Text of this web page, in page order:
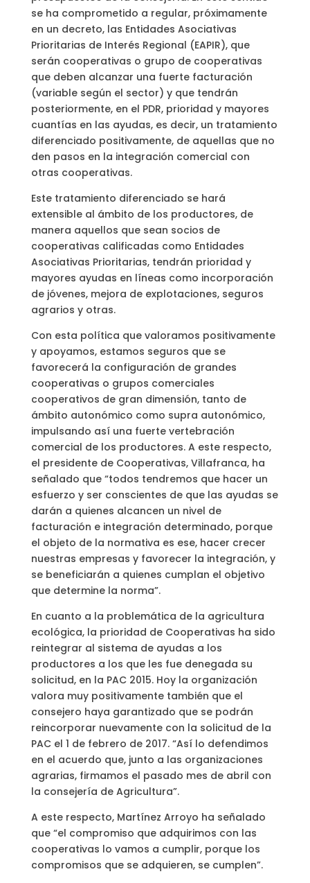
se ha comprometido a regular, próximamente
en un decreto, las Entidades Asociativas
Prioritarias de Interés Regional (EAPIR), que
serán cooperativas o grupo de cooperativas
que deben alcanzar una fuerte facturación
(variable según el sector) y que tendrán
posteriormente, en el PDR, prioridad y mayores
cuantías en las ayudas, es decir, un tratamiento
diferenciado positivamente, de aquellas que no
den pasos en la integración comercial con
otras cooperativas.
Este tratamiento diferenciado se hará
extensible al ámbito de los productores, de
manera aquellos que sean socios de
cooperativas calificadas como Entidades
Asociativas Prioritarias, tendrán prioridad y
mayores ayudas en líneas como incorporación
de jóvenes, mejora de explotaciones, seguros
agrarios y otras.
Con esta política que valoramos positivamente
y apoyamos, estamos seguros que se
favorecerá la configuración de grandes
cooperativas o grupos comerciales
cooperativos de gran dimensión, tanto de
ámbito autonómico como supra autonómico,
impulsando así una fuerte vertebración
comercial de los productores. A este respecto,
el presidente de Cooperativas, Villafranca, ha
señalado que “todos tendremos que hacer un
esfuerzo y ser conscientes de que las ayudas se
darán a quienes alcancen un nivel de
facturación e integración determinado, porque
el objeto de la normativa es ese, hacer crecer
nuestras empresas y favorecer la integración, y
se beneficiarán a quienes cumplan el objetivo
que determine la norma”.
En cuanto a la problemática de la agricultura
ecológica, la prioridad de Cooperativas ha sido
reintegrar al sistema de ayudas a los
productores a los que les fue denegada su
solicitud, en la PAC 2015. Hoy la organización
valora muy positivamente también que el
consejero haya garantizado que se podrán
reincorporar nuevamente con la solicitud de la
PAC el 1 de febrero de 2017. “Así lo defendimos
en el acuerdo que, junto a las organizaciones
agrarias, firmamos el pasado mes de abril con
la consejería de Agricultura”.
A este respecto, Martínez Arroyo ha señalado
que “el compromiso que adquirimos con las
cooperativas lo vamos a cumplir, porque los
compromisos que se adquieren, se cumplen”.